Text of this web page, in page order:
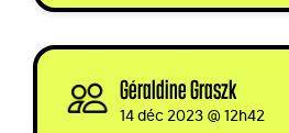
Géraldine Graszksigned
14 déc 2023 @ 12h42